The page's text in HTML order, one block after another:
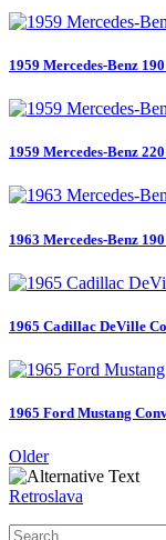
1959 Mercedes-Benz
1959 Mercedes-Benz
1963 Mercedes-Benz
1965 Cadillac DeVille
1965 Ford Mustang
Older
Retroslava